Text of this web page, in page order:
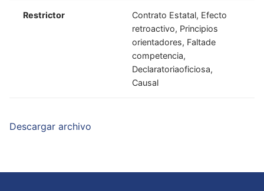
Restrictor
Contrato Estatal, Efecto
retroactivo, Principios
orientadores, Faltade
competencia,
Declaratoriaoficiosa,
Causal
Descargar archivo